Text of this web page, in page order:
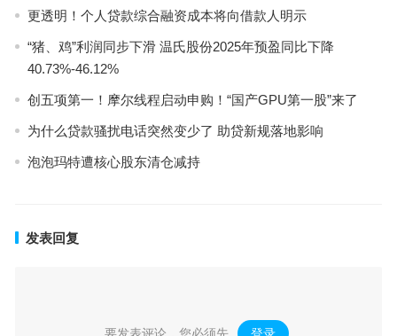
更透明！个人贷款综合融资成本将向借款人明示
“猪、鸡”利润同步下滑 温氏股份2025年预盈同比下降
40.73%-46.12%
创五项第一！摩尔线程启动申购！“国产GPU第一股”来了
为什么贷款骚扰电话突然变少了 助贷新规落地影响
泡泡玛特遭核心股东清仓减持
发表回复